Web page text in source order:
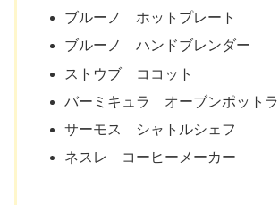
ブルーノ ホットプレート
ブルーノ ハンドブレンダー
ストウブ ココット
バーミキュラ オーブンポット
サーモス シャトルシェフ
ネスレ コーヒーメーカー